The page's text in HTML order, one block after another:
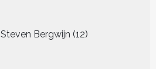
Steven Bergwijn 12
producten